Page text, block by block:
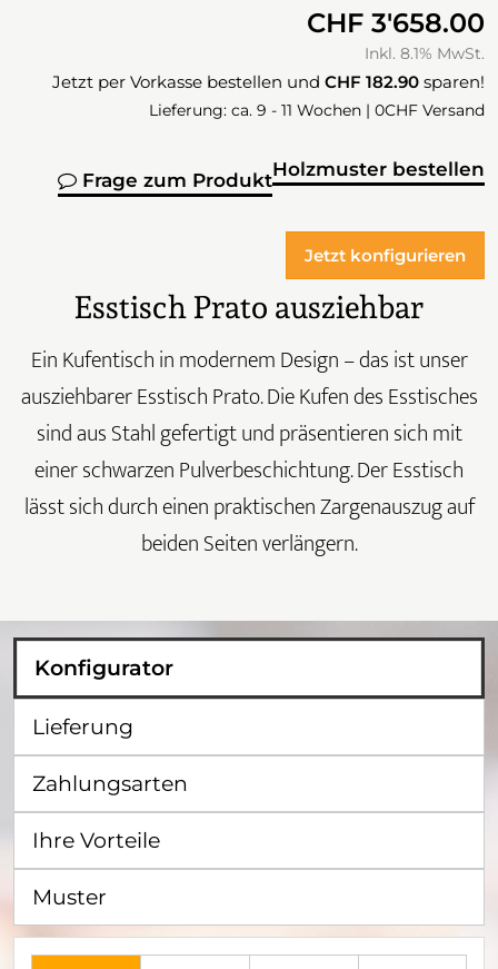
CHF 3'658.00
Inkl. 8.1% MwSt.
Jetzt per Vorkasse bestellen und CHF 182.90 sparen!
Lieferung: ca. 9 - 11 Wochen | 0CHF Versand
Holzmuster bestellen
Frage zum Produkt
Jetzt konfigurieren
Esstisch Prato ausziehbar
Ein Kufentisch in modernem Design – das ist unser
ausziehbarer Esstisch Prato. Die Kufen des Esstisches
sind aus Stahl gefertigt und präsentieren sich mit
einer schwarzen Pulverbeschichtung. Der Esstisch
lässt sich durch einen praktischen Zargenauszug auf
beiden Seiten verlängern.
Konfigurator
Lieferung
Zahlungsarten
Ihre Vorteile
Muster